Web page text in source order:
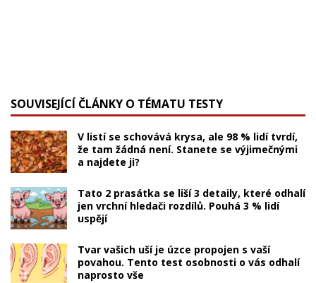
SOUVISEJÍCÍ ČLÁNKY O TÉMATU TESTY
V listí se schovává krysa, ale 98 % lidí tvrdí,
že tam žádná není. Stanete se výjimečnými
a najdete ji?
Tato 2 prasátka se liší 3 detaily, které odhalí
jen vrchní hledači rozdílů. Pouhá 3 % lidí
uspějí
Tvar vašich uší je úzce propojen s vaší
povahou. Tento test osobnosti o vás odhalí
naprosto vše